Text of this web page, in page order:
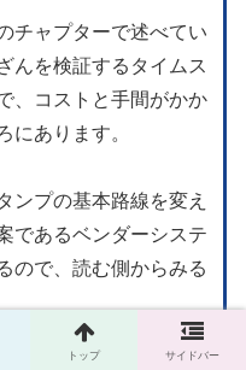
チャプターで述べてい
んを検証するタイムス
、コストと手間がかか
にあります。
ンプの基本路線を変え
であるベンダーシステ
ので、読む側からみる
トップ サイドバー